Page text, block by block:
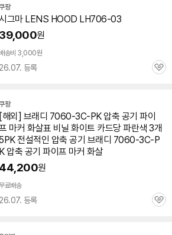
팡
그마 LENS HOOD LH706-03
39,000원
배송비 3,000원
26.07. 등록
관
팡
[해외] 브래디 7060-3C-PK 압축 공기 파이
마커 화살표 비닐 화이트 카드당 파란색 3개
전설적인 압축 공기 브래디 7060-3C-P
K 압축 공기 파이프 마커 화살
44,200원
료배송
26.07. 등록
관